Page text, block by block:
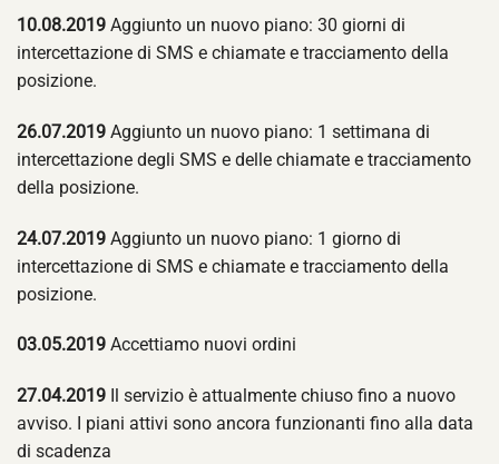
10.08.2019 Aggiunto un nuovo piano: 30 giorni di
intercettazione di SMS e chiamate e tracciamento della
posizione.
26.07.2019 Aggiunto un nuovo piano: 1 settimana di
intercettazione degli SMS e delle chiamate e tracciamento
della posizione.
24.07.2019 Aggiunto un nuovo piano: 1 giorno di
intercettazione di SMS e chiamate e tracciamento della
posizione.
03.05.2019 Accettiamo nuovi ordini
27.04.2019 Il servizio è attualmente chiuso fino a nuovo
avviso. I piani attivi sono ancora funzionanti fino alla data
di scadenza